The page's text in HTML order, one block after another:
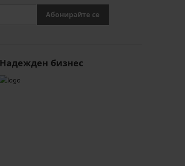
Абонирайте се
Надежден бизнес